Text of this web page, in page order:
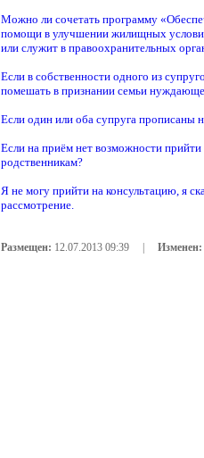
Можно ли сочетать программу
помощи в улучшении жилищных
или служит в правоохранительных
Если в собственности одного из
помешать в признании семьи
Если один или оба супруга прописаны
Если на приём нет возможности
родственникам?
Я не могу прийти на консультацию, я
рассмотрение.
Размещен: 12.07.2013 09:39 | Изменен: